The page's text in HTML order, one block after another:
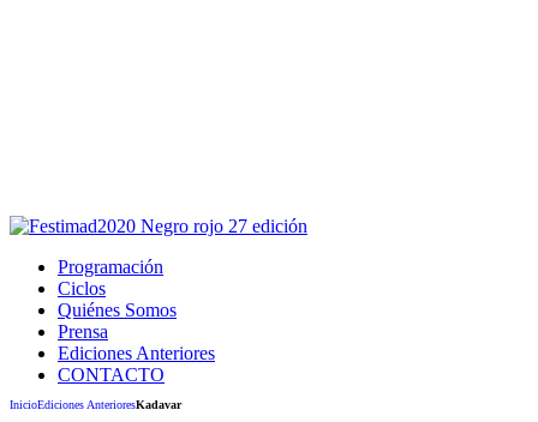
Programación
Ciclos
Quiénes Somos
Prensa
Ediciones Anteriores
CONTACTO
InicioEdiciones AnterioresKadavar